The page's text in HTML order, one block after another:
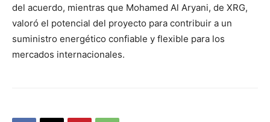
del acuerdo, mientras que Mohamed Al Aryani, de XRG,
valoró el potencial del proyecto para contribuir a un
suministro energético confiable y flexible para los
mercados internacionales.